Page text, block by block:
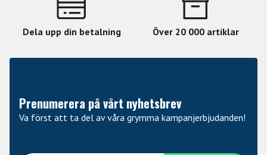
Dela upp din betalning Över 20 000 artiklar
Prenumerera på vårt nyhetsbrev
Va först att ta del av våra grymma kampanjerbjudanden!